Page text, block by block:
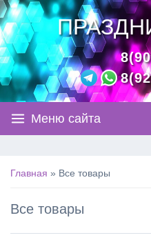
Меню сайта
Главная » Все товары
Все товары